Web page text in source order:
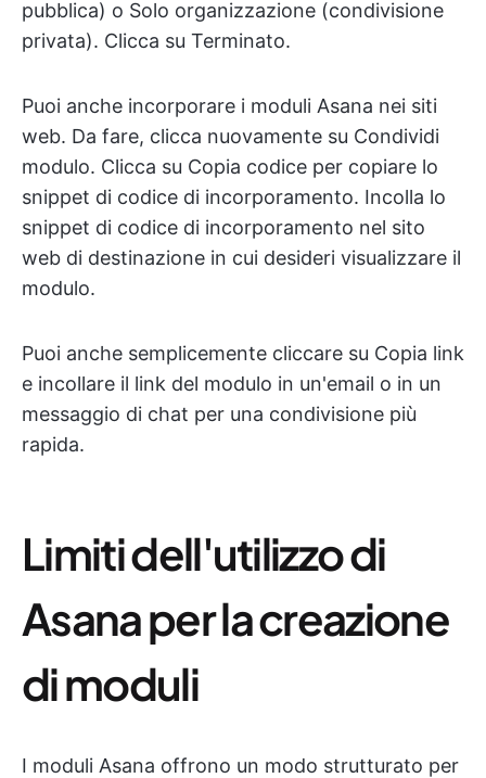
pubblica) o Solo organizzazione (condivisione
privata). Clicca su Terminato.
Puoi anche incorporare i moduli Asana nei siti
web. Da fare, clicca nuovamente su Condividi
modulo. Clicca su Copia codice per copiare lo
snippet di codice di incorporamento. Incolla lo
snippet di codice di incorporamento nel sito
web di destinazione in cui desideri visualizzare il
modulo.
Puoi anche semplicemente cliccare su Copia link
e incollare il link del modulo in un'email o in un
messaggio di chat per una condivisione più
rapida.
Limiti dell'utilizzo di
Asana per la creazione
di moduli
I moduli Asana offrono un modo strutturato per